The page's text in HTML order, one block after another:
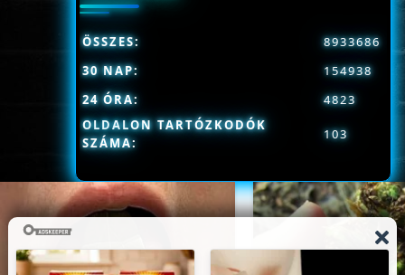
OLDALON TARTÓZKODÓK
SZÁMA:
103
ÖSSZES:
8933686
30 NAP:
154938
24 ÓRA:
4823